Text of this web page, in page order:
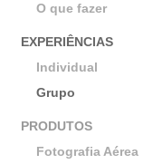
O que fazer
EXPERIÊNCIAS
Individual
Grupo
PRODUTOS
Fotografia Aérea